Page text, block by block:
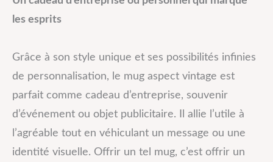
les esprits
Grâce à son style unique et ses possibilités infinies
de personnalisation, le mug aspect vintage est
parfait comme cadeau d’entreprise, souvenir
d’événement ou objet publicitaire. Il allie l’utile à
l’agréable tout en véhiculant un message ou une
identité visuelle. Offrir un tel mug, c’est offrir un